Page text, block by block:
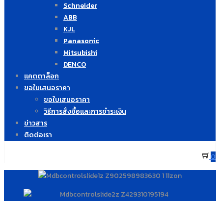
Schneider
ABB
KJL
Panasonic
Mitsubishi
DENCO
แคตตาล็อก
ขอใบเสนอราคา
ขอใบเสนอราคา
วิธีการสั่งซื้อและการชำระเงิน
ข่าวสาร
ติดต่อเรา
0